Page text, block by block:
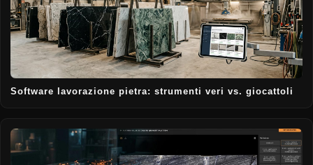
Software lavorazione pietra: strumenti veri vs. giocattoli